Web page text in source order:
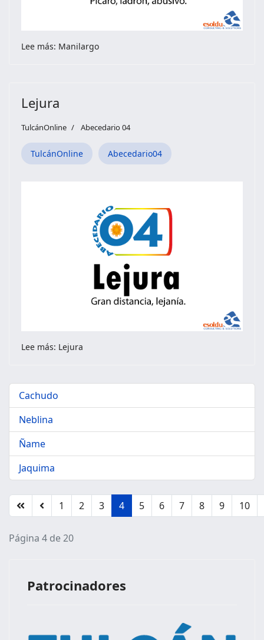
Lee más: Manilargo
Lejura
TulcánOnline Abecedario 04
TulcánOnline Abecedario04
Lee más: Lejura
Cachudo
Neblina
Ñame
Jaquima
1 2 3 4 5 6 7 8 9 10
Página 4 de 20
Patrocinadores